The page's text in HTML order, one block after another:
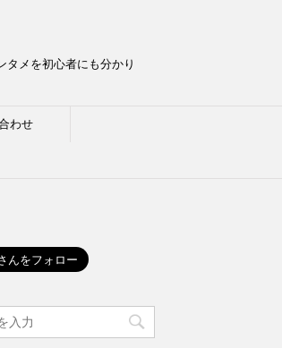
メを初心者にも分かり
わせ